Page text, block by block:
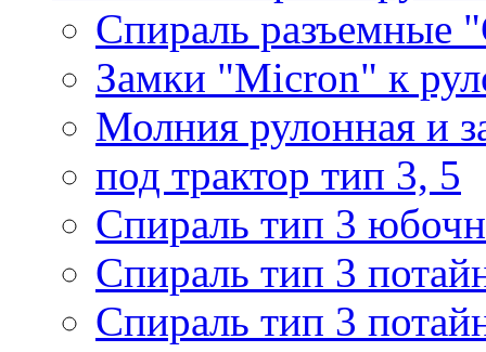
Спираль разъемные
Замки "Micron" к
Молния рулонная и
под трактор тип 3, 5
Спираль тип 3
Спираль тип 3
Спираль тип 3